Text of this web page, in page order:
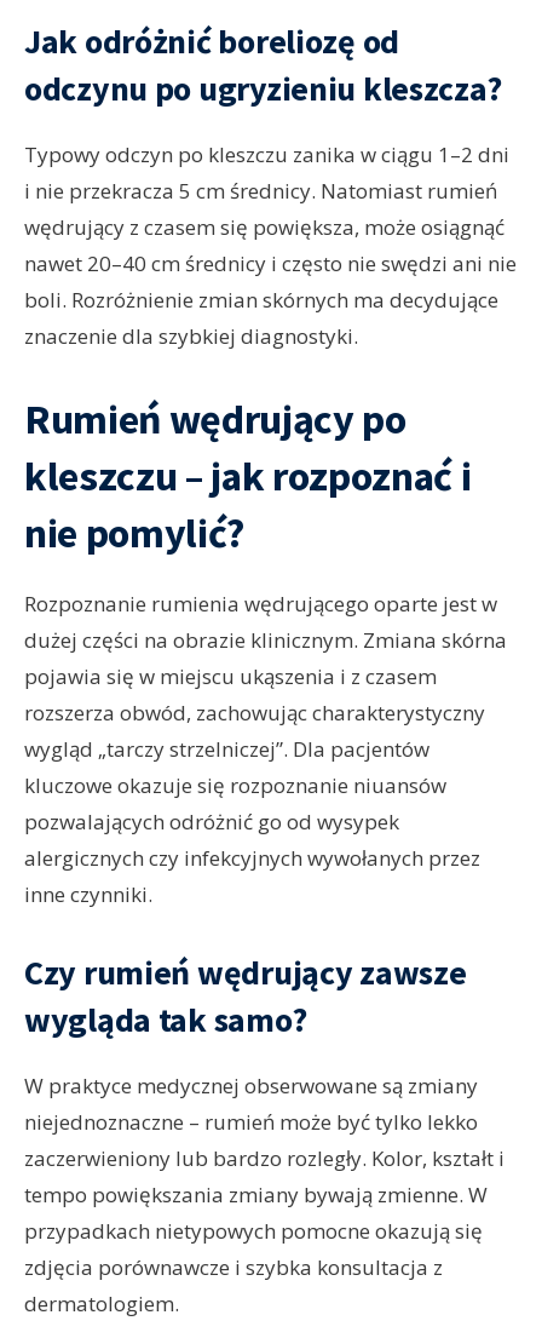
Jak odróżnić boreliozę od
odczynu po ugryzieniu kleszcza?
Typowy odczyn po kleszczu zanika w ciągu 1–2 dni
i nie przekracza 5 cm średnicy. Natomiast rumień
wędrujący z czasem się powiększa, może osiągnąć
nawet 20–40 cm średnicy i często nie swędzi ani nie
boli. Rozróżnienie zmian skórnych ma decydujące
znaczenie dla szybkiej diagnostyki.
Rumień wędrujący po
kleszczu – jak rozpoznać i
nie pomylić?
Rozpoznanie rumienia wędrującego oparte jest w
dużej części na obrazie klinicznym. Zmiana skórna
pojawia się w miejscu ukąszenia i z czasem
rozszerza obwód, zachowując charakterystyczny
wygląd „tarczy strzelniczej”. Dla pacjentów
kluczowe okazuje się rozpoznanie niuansów
pozwalających odróżnić go od wysypek
alergicznych czy infekcyjnych wywołanych przez
inne czynniki.
Czy rumień wędrujący zawsze
wygląda tak samo?
W praktyce medycznej obserwowane są zmiany
niejednoznaczne – rumień może być tylko lekko
zaczerwieniony lub bardzo rozległy. Kolor, kształt i
tempo powiększania zmiany bywają zmienne. W
przypadkach nietypowych pomocne okazują się
zdjęcia porównawcze i szybka konsultacja z
dermatologiem.